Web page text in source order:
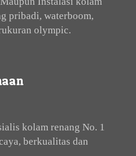
pribadi, waterboom,
olympic.
kolam renang No. 1
berkualitas dan